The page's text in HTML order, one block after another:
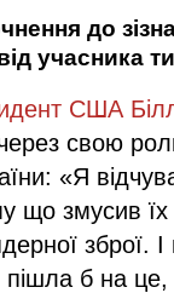
до
учасника
США
свою
«Я
що змусив
зброї. І
пішла б на це,